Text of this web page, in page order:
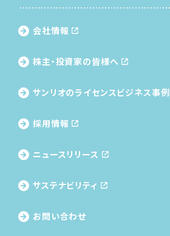
会社情報
株主・投資家の皆様へ
サンリオのライセンス ビジネス事例
採用情報
ニュースリリース
サステナビリティ
お問い合わせ